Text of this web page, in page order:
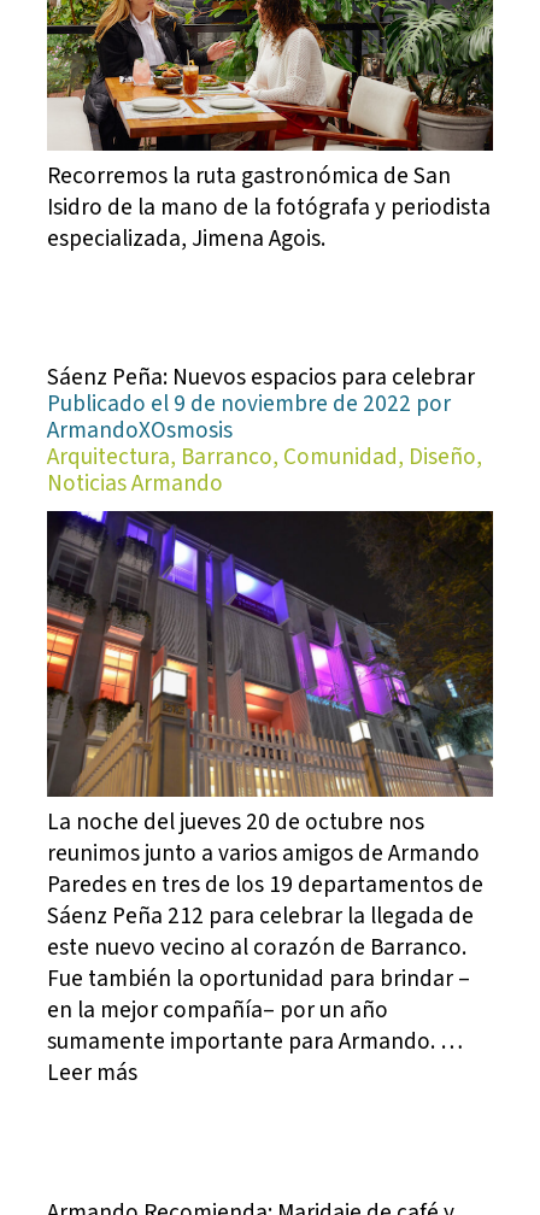
Recorremos la ruta gastronómica de San
Isidro de la mano de la fotógrafa y periodista
especializada, Jimena Agois.
Sáenz Peña: Nuevos espacios para celebrar
Publicado el 9 de noviembre de 2022 por
ArmandoXOsmosis
Arquitectura, Barranco, Comunidad, Diseño,
Noticias Armando
La noche del jueves 20 de octubre nos
reunimos junto a varios amigos de Armando
Paredes en tres de los 19 departamentos de
Sáenz Peña 212 para celebrar la llegada de
este nuevo vecino al corazón de Barranco.
Fue también la oportunidad para brindar ­–
en la mejor compañía– por un año
sumamente importante para Armando. …
Leer más